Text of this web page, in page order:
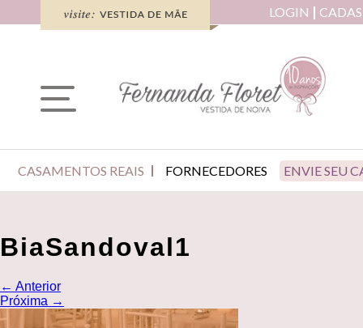
LOGIN
CASAMENTOS REAIS FORNECEDORES ENVIE SEU
BiaSandoval1
← Anterior
Próxima →